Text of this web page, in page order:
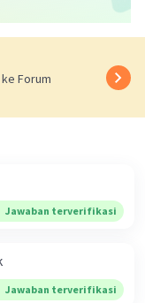
Forum
Jawaban terverifikasi
Jawaban terverifikasi